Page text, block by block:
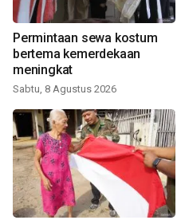
Permintaan sewa kostum
bertema kemerdekaan
meningkat
Sabtu, 8 Agustus 2026